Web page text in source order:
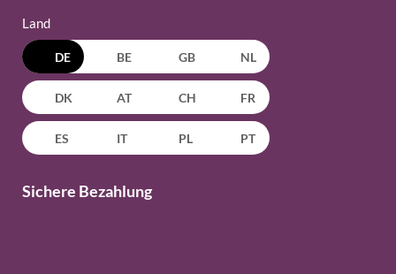
Land
DE BE GB NL
DK AT CH FR
ES IT PL PT
Sichere Bezahlung